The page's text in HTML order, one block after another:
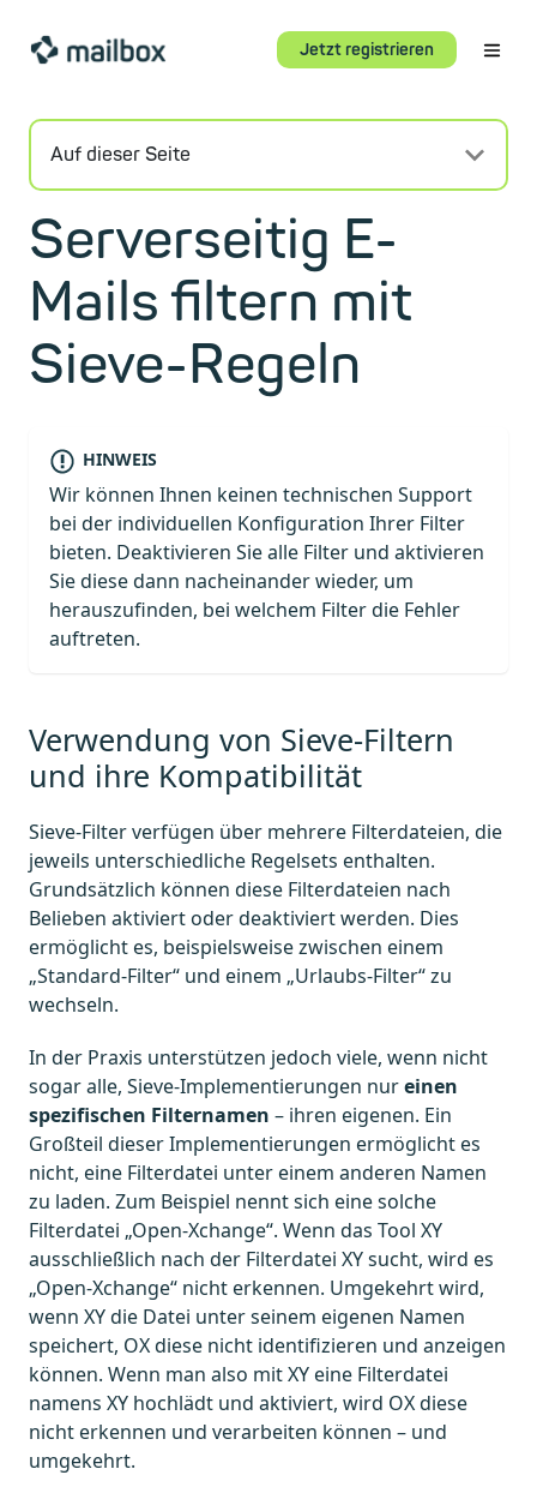
Jetzt registrieren
Auf dieser Seite
Serverseitig E-
Mails filtern mit
Sieve-Regeln
HINWEIS
Wir können Ihnen keinen technischen Support
bei der individuellen Konfiguration Ihrer Filter
bieten. Deaktivieren Sie alle Filter und aktivieren
Sie diese dann nacheinander wieder, um
herauszufinden, bei welchem Filter die Fehler
auftreten.
Verwendung von Sieve-Filtern
und ihre Kompatibilität
Sieve-Filter verfügen über mehrere Filterdateien, die
jeweils unterschiedliche Regelsets enthalten.
Grundsätzlich können diese Filterdateien nach
Belieben aktiviert oder deaktiviert werden. Dies
ermöglicht es, beispielsweise zwischen einem
„Standard-Filter“ und einem „Urlaubs-Filter“ zu
wechseln.
In der Praxis unterstützen jedoch viele, wenn nicht
sogar alle, Sieve-Implementierungen nureinen
spezifischen Filternamen – ihren eigenen. Ein
Großteil dieser Implementierungen ermöglicht es
nicht, eine Filterdatei unter einem anderen Namen
zu laden. Zum Beispiel nennt sich eine solche
Filterdatei „Open-Xchange“. Wenn das Tool XY
ausschließlich nach der Filterdatei XY sucht, wird es
„Open-Xchange“ nicht erkennen. Umgekehrt wird,
wenn XY die Datei unter seinem eigenen Namen
speichert, OX diese nicht identifizieren und anzeigen
können. Wenn man also mit XY eine Filterdatei
namens XY hochlädt und aktiviert, wird OX diese
nicht erkennen und verarbeiten können – und
umgekehrt.